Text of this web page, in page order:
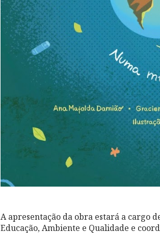
A apresentação da obra estará a cargo
Educação, Ambiente e Qualidade e